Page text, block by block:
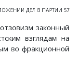
ДЕЛ В ПАРТИИ 57
законный
взглядам на
во фракционной